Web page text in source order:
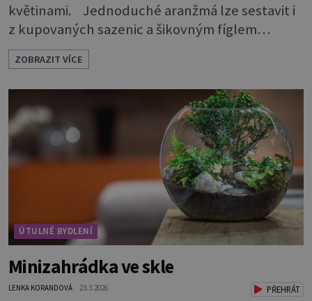
květinami. Jednoduché aranžmá lze sestavit i
z kupovaných sazenic a šikovným fíglem
docílíte toho, aby výsledek působil jako dílo
profesionála. Rostliny vyndejte z pěstebních
květináčků a zasaďte je. Povrch zeminy pod listy
pokryjte mechem. Podél okraje pak pomocí
lžíce nasypejte dekorativní štěrk.Díky úpravě
povrchu je z obyčejn
ZOBRAZIT VÍCE
ÚTULNÉ BYDLENÍ
Minizahrádka ve skle
LENKA KORANDOVÁ 23.3.2026 PŘEHRÁT